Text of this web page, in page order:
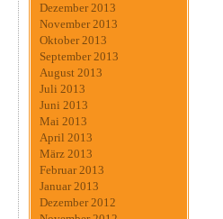
Dezember 2013
November 2013
Oktober 2013
September 2013
August 2013
Juli 2013
Juni 2013
Mai 2013
April 2013
März 2013
Februar 2013
Januar 2013
Dezember 2012